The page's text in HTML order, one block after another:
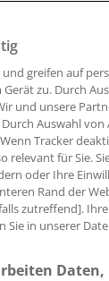
Rauchern
zu Hause
August.
und
2014 soll
greifen auf
zu. Durch
und unsere
Auswahl
Tracker
relevant für Sie.
oder Ihre
Rand der
zutreffend].
in unserer